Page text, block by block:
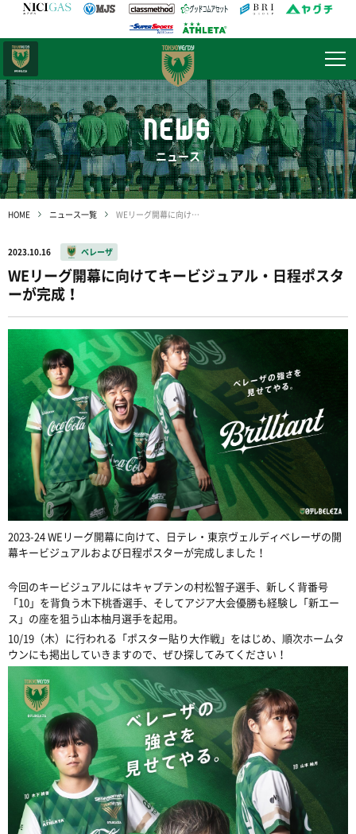
NEWS
ニュース
HOME ニュース一覧 WEリーグ開幕に向けてキービジュアル・日程ポスターが完成！
2023.10.16 ベレーザ
WEリーグ開幕に向けてキービジュアル・日程ポスタ
ーが完成！
2023-24 WEリーグ開幕に向けて、日テレ・東京ヴェルディベレーザの開
幕キービジュアルおよび日程ポスターが完成しました！
今回のキービジュアルにはキャプテンの村松智子選手、新しく背番号
「10」を背負う木下桃香選手、そしてアジア大会優勝も経験し「新エー
ス」の座を狙う山本柚月選手を起用。
10/19（木）に行われる「ポスター貼り大作戦」をはじめ、順次ホームタ
ウンにも掲出していきますので、ぜひ探してみてください！